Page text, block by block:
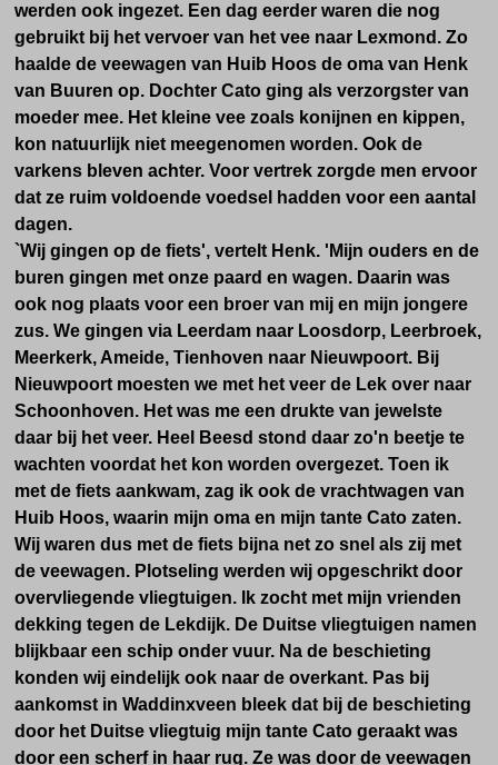
werden ook ingezet. Een dag eerder waren die nog
gebruikt bij het vervoer van het vee naar Lexmond. Zo
haalde de veewagen van Huib Hoos de oma van Henk
van Buuren op. Dochter Cato ging als verzorgster van
moeder mee. Het kleine vee zoals konijnen en kippen,
kon natuurlijk niet meegenomen worden. Ook de
varkens bleven achter. Voor vertrek zorgde men ervoor
dat ze ruim voldoende voedsel hadden voor een aantal
dagen.
`Wij gingen op de fiets', vertelt Henk. 'Mijn ouders en de
buren gingen met onze paard en wagen. Daarin was
ook nog plaats voor een broer van mij en mijn jongere
zus. We gingen via Leerdam naar Loosdorp, Leerbroek,
Meerkerk, Ameide, Tienhoven naar Nieuwpoort. Bij
Nieuwpoort moesten we met het veer de Lek over naar
Schoonhoven. Het was me een drukte van jewelste
daar bij het veer. Heel Beesd stond daar zo'n beetje te
wachten voordat het kon worden overgezet. Toen ik
met de fiets aankwam, zag ik ook de vrachtwagen van
Huib Hoos, waarin mijn oma en mijn tante Cato zaten.
Wij waren dus met de fiets bijna net zo snel als zij met
de veewagen. Plotseling werden wij opgeschrikt door
overvliegende vliegtuigen. Ik zocht met mijn vrienden
dekking tegen de Lekdijk. De Duitse vliegtuigen namen
blijkbaar een schip onder vuur. Na de beschieting
konden wij eindelijk ook naar de overkant. Pas bij
aankomst in Waddinxveen bleek dat bij de beschieting
door het Duitse vliegtuig mijn tante Cato geraakt was
door een scherf in haar rug. Ze was door de veewagen